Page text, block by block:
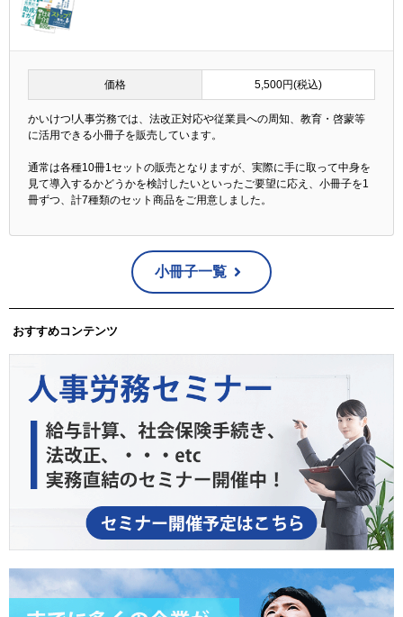
価格 5,500円(税込)
かいけつ!人事労務では、法改正対応や従業員への周知、教育・啓蒙等
に活用できる小冊子を販売しています。
通常は各種10冊1セットの販売となりますが、実際に手に取って中身を
見て導入するかどうかを検討したいといったご要望に応え、小冊子を1
冊ずつ、計7種類のセット商品をご用意しました。
小冊子一覧
おすすめコンテンツ